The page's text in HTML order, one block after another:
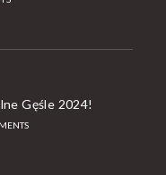
Gęśle 2024!